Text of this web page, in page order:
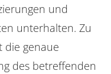
und
unterhalten. Zu
die genaue
des betreffenden